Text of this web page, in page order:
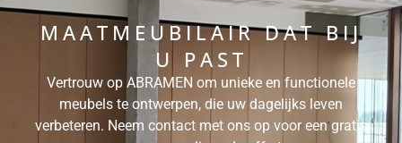
MAATMEUBILAIR DAT BIJ
U PAST
Vertrouw op ABRAMEN om unieke en functionele
meubels te ontwerpen, die uw dagelijks leven
verbeteren. Neem contact met ons op voor een gratis